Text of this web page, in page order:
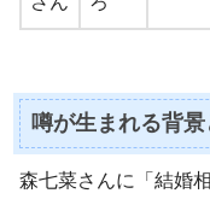
噂が生まれる背
森七菜さんに「結婚